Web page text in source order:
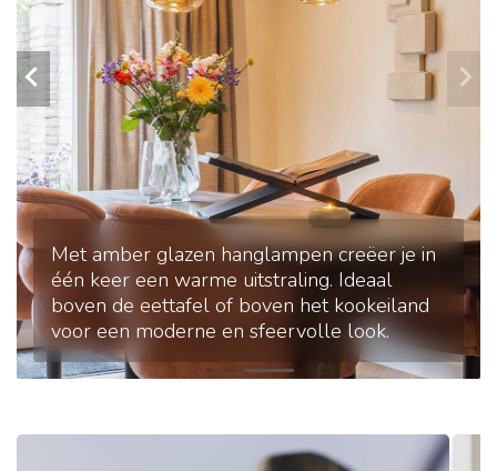
Travertin in je interieur: natuurlijke eenvoud
en warme tinten. Onze collectie travertin
lampen brengt een rustige, tijdloze stijl die
moeiteloos past bij Japandi interieurs.